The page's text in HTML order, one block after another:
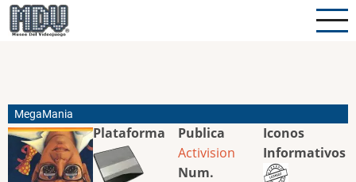
Pasar
al
MegaMania
Plataforma
Publica
Activision
Num.
Iconos
Informativos